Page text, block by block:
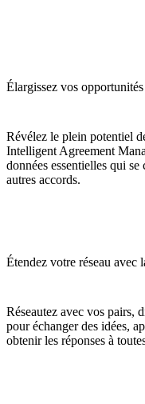
Élargissez vos
Révélez le plein potentiel
Intelligent Agreement
données essentielles qui
autres accords.
Étendez votre réseau avec
Réseautez avec vos pairs,
pour échanger des idées,
obtenir les réponses à